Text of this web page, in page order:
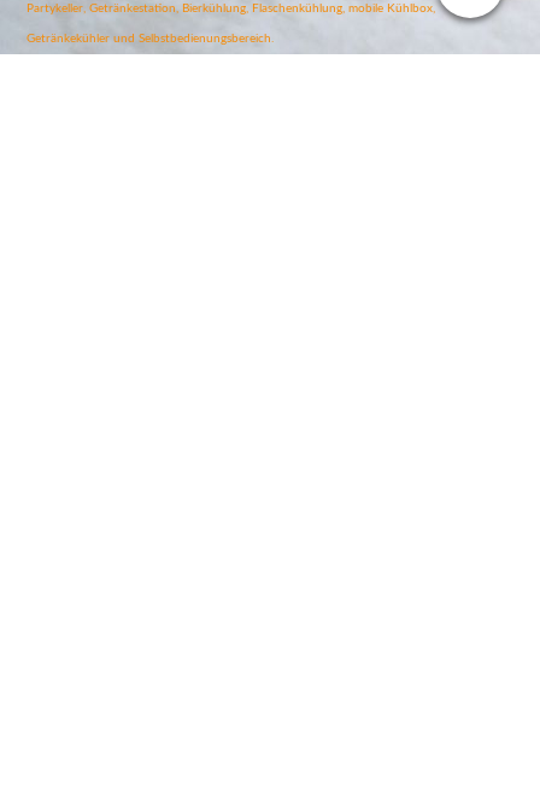
Partykeller, Getränkestation, Bierkühlung, Flaschenkühlung, mobile Kühlbox,
Getränkekühler und Selbstbedienungsbereich.